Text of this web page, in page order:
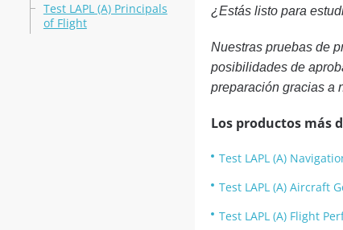
Test LAPL (A) Principals
of Flight
¿Estás listo para
Nuestras pruebas de
posibilidades de
preparación gracias a
Los productos más
Test LAPL (A)
Test LAPL (A) Aircraft
Test LAPL (A) Flight